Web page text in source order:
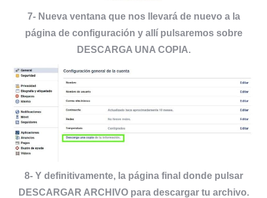
7- Nueva ventana que nos llevará de nuevo a la
página de configuración y allí pulsaremos sobre
DESCARGA UNA COPIA.
8- Y definitivamente, la página final donde pulsar
DESCARGAR ARCHIVO para descargar tu archivo.